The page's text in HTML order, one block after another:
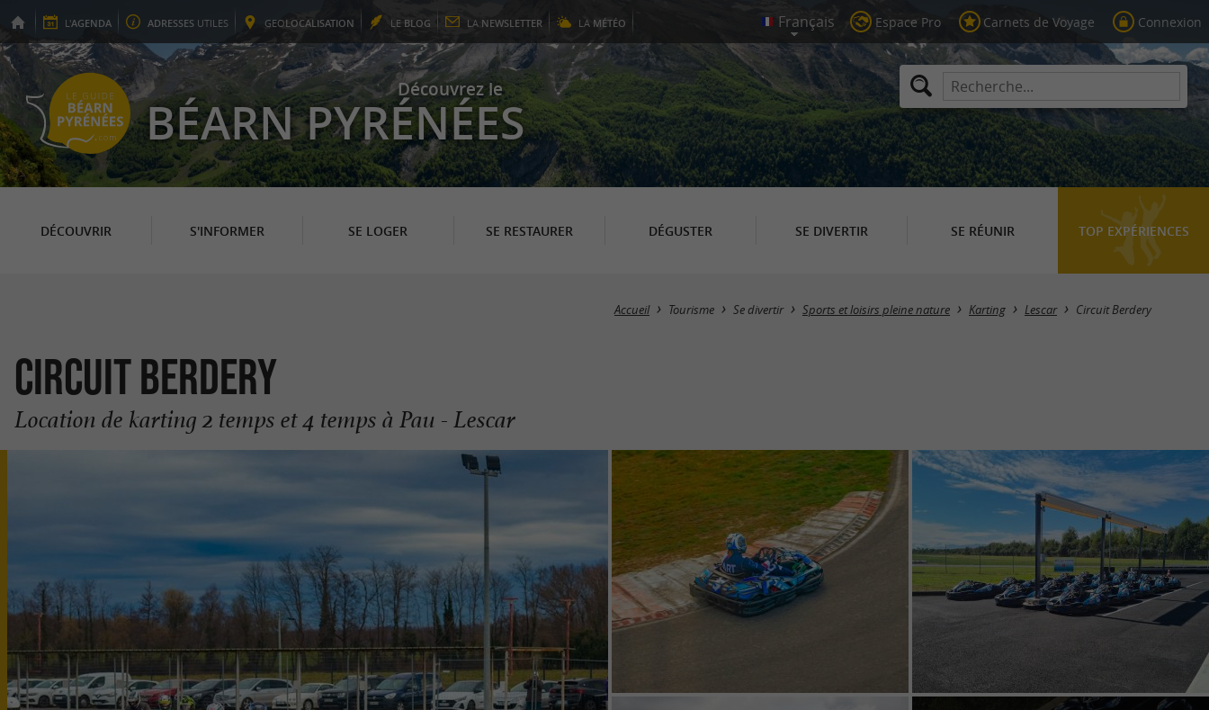
L'AGENDA ADRESSES UTILES GEOLOCALISATION LE BLOG LA NEWSLETTER LA MÉTÉO Espace Pro Carnets de Voyage Connexion
Découvrez le
BÉARN PYRÉNÉES
DÉCOUVRIR S'INFORMER SE LOGER SE RESTAURER DÉGUSTER SE DIVERTIR SE RÉUNIR TOP EXPÉRIENCES
Accueil Tourisme Se divertir Sports et loisirs pleine nature Karting Lescar Circuit Berdery
Circuit Berdery
Location de karting 2 temps et 4 temps à Pau - Lescar